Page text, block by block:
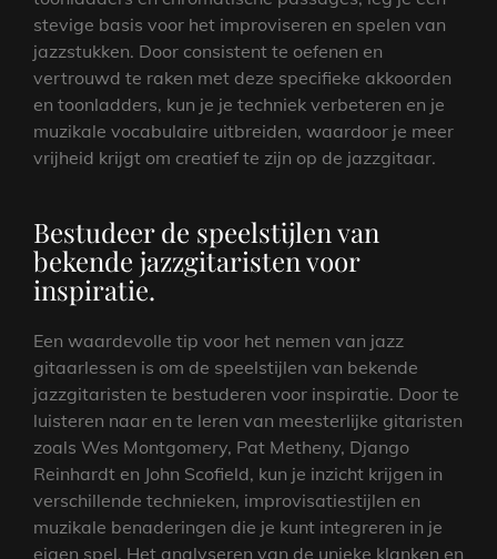
stevige basis voor het improviseren en spelen van
jazzstukken. Door consistent te oefenen en
vertrouwd te raken met deze specifieke akkoorden
en toonladders, kun je je techniek verbeteren en je
muzikale vocabulaire uitbreiden, waardoor je meer
vrijheid krijgt om creatief te zijn op de jazzgitaar.
Bestudeer de speelstijlen van
bekende jazzgitaristen voor
inspiratie.
Een waardevolle tip voor het nemen van jazz
gitaarlessen is om de speelstijlen van bekende
jazzgitaristen te bestuderen voor inspiratie. Door te
luisteren naar en te leren van meesterlijke gitaristen
zoals Wes Montgomery, Pat Metheny, Django
Reinhardt en John Scofield, kun je inzicht krijgen in
verschillende technieken, improvisatiestijlen en
muzikale benaderingen die je kunt integreren in je
eigen spel. Het analyseren van de unieke klanken en